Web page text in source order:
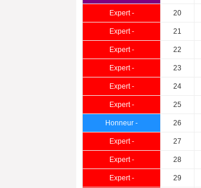
Expert - 20
Expert - 21
Expert - 22
Expert - 23
Expert - 24
Expert - 25
Honneur - 26
Expert - 27
Expert - 28
Expert - 29